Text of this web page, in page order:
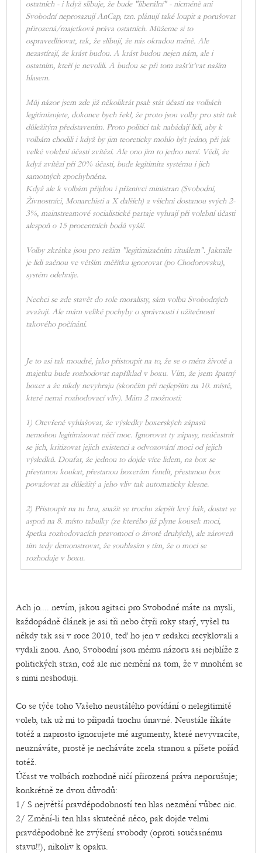
ostatních - i když slibuje, že bude "liberální" - nicméně ani
Svobodní neprosazují AnCap, tzn. plánují také loupit a porušovat
přirozená/majetková práva ostatních. Můžeme si to
ospravedlňovat, tak, že slibují, že nás okradou méně. Ale
nezastírají, že krást budou. A krást budou nejen nám, ale i
ostatním, kteří je nevolili. A budou se při tom zašťiťvat naším
hlasem.
Můj názor jsem zde již několikrát psal: stát účastí na volbách
legitimizujete, dokonce bych řekl, že proto jsou volby pro stát tak
důležitým představením. Proto politici tak nabádají lidi, aby k
volbám chodili i když by jim teoreticky mohlo být jedno, při jak
velké volební účasti zvítězí. Ale ono jim to jedno není. Vědí, že
když zvítězí při 20% účasti, bude legitimita systému i jich
samotných zpochybněna.
Když ale k volbám přijdou i příznivci ministran (Svobodní,
Živnostníci, Monarchisti a X dalších) a všichni dostanou svých 2-
3%, mainstreamové socialistické partaje vyhrají při volební účasti
alespoň o 15 procentních bodů vyšší.
Volby zkrátka jsou pro režim "legitimizačním rituálem". Jakmile
je lidi začnou ve větším měřítku ignorovat (po Chodorovsku),
systém odehnije.
Nechci se zde stavět do role moralisty, sám volbu Svobodných
zvažuji. Ale mám veliké pochyby o správnosti i užitečnosti
takového počínání.
Je to asi tak moudré, jako přistoupit na to, že se o mém životě a
majetku bude rozhodovat například v boxu. Vím, že jsem špatný
boxer a že nikdy nevyhraju (skončím při nejlepším na 10. místě,
které nemá rozhodovací vliv). Mám 2 možnosti:
1) Otevřeně vyhlašovat, že výsledky boxerských zápasů
nemohou legitimizovat něčí moc. Ignorovat ty zápasy, neúčastnit
se jich, kritizovat jejich existenci a odvozování moci od jejich
výsledků. Doufat, že jednou to dojde více lidem, na box se
přestanou koukat, přestanou boxerům fandit, přestanou box
považovat za důležitý a jeho vliv tak automaticky klesne.
2) Přistoupit na tu hru, snažit se trochu zlepšit levý hák, dostat se
aspoň na 8. místo tabulky (ze kterého již plyne kousek moci,
špetka rozhodovacích pravomocí o životě druhých), ale zároveň
tím tedy demonstrovat, že souhlasím s tím, že o moci se
rozhoduje v boxu.
Ach jo.... nevím, jakou agitaci pro Svobodné máte na mysli,
každopádně článek je asi tři nebo čtyři roky starý, vyšel tu
někdy tak asi v roce 2010, teď ho jen v redakci recyklovali a
vydali znou. Ano, Svobodní jsou mému názoru asi nejblíže z
politických stran, což ale nic nemění na tom, že v mnohém se
s nimi neshoduji.
Co se týče toho Vašeho neustálého povídání o nelegitimitě
voleb, tak už mi to připadá trochu únavné. Neustále říkáte
totéž a naprosto ignorujete mé argumenty, které nevyvracíte,
neuznáváte, prostě je necháváte zcela stranou a píšete pořád
totéž.
Účast ve volbách rozhodně ničí přirozená práva neporušuje;
konkrétně ze dvou důvodů:
1/ S největší pravděpodobností ten hlas nezmění vůbec nic.
2/ Změní-li ten hlas skutečně něco, pak dojde velmi
pravděpodobně ke zvýšení svobody (oproti současnému
stavu!!), nikoliv k opaku.